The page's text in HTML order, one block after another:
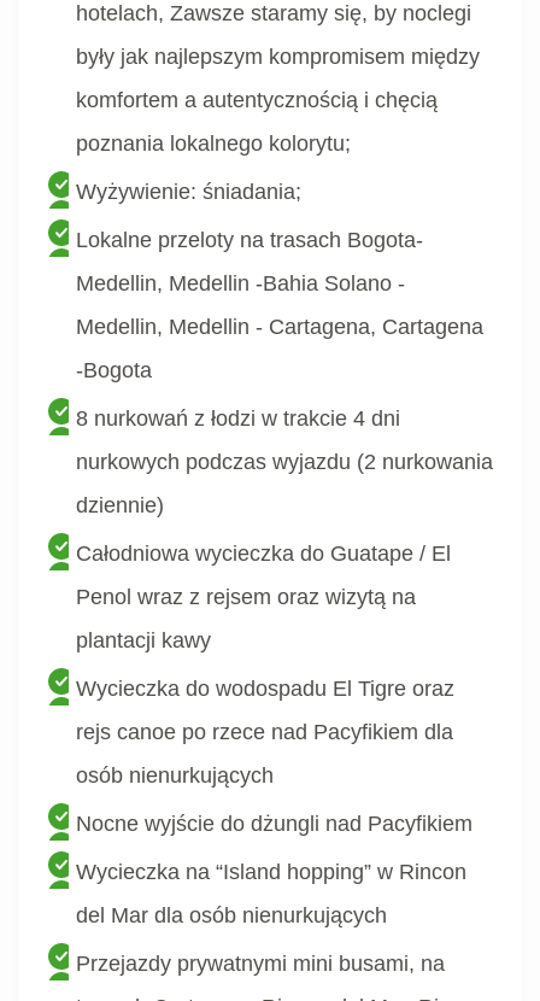
hotelach, Zawsze staramy się, by noclegi
były jak najlepszym kompromisem między
komfortem a autentycznością i chęcią
poznania lokalnego kolorytu;
Wyżywienie: śniadania;
Lokalne przeloty na trasach Bogota-
Medellin, Medellin -Bahia Solano -
Medellin, Medellin - Cartagena, Cartagena
-Bogota
8 nurkowań z łodzi w trakcie 4 dni
nurkowych podczas wyjazdu (2 nurkowania
dziennie)
Całodniowa wycieczka do Guatape / El
Penol wraz z rejsem oraz wizytą na
plantacji kawy
Wycieczka do wodospadu El Tigre oraz
rejs canoe po rzece nad Pacyfikiem dla
osób nienurkujących
Nocne wyjście do dżungli nad Pacyfikiem
Wycieczka na “Island hopping” w Rincon
del Mar dla osób nienurkujących
Przejazdy prywatnymi mini busami, na